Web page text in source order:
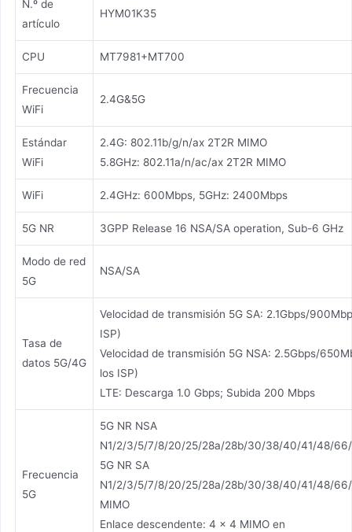
N.º de
artículo
HYM01K35
CPU MT7981+MT700
Frecuencia
WiFi
2.4G&5G
Estándar
WiFi
2.4G: 802.11b/g/n/ax 2T2R MIMO
5.8GHz: 802.11a/n/ac/ax 2T2R MIMO
WiFi 2.4GHz: 600Mbps, 5GHz: 2400Mbps
5G NR 3GPP Release 16 NSA/SA operation, Sub-6 GHz
Modo de red
5G
NSA/SA
Tasa de
datos 5G/4G
Velocidad de transmisión 5G SA: 2.1Gbps/
ISP)
Velocidad de transmisión 5G NSA: 2.5Gbps/
los ISP)
LTE: Descarga 1.0 Gbps; Subida 200 Mbps
Frecuencia
5G
5G NR NSA
N1/2/3/5/7/8/20/25/28a/28b/30/38/40/41/48/
5G NR SA
N1/2/3/5/7/8/20/25/28a/28b/30/38/40/41/48/
MIMO
Enlace descendente: 4 × 4 MIMO en